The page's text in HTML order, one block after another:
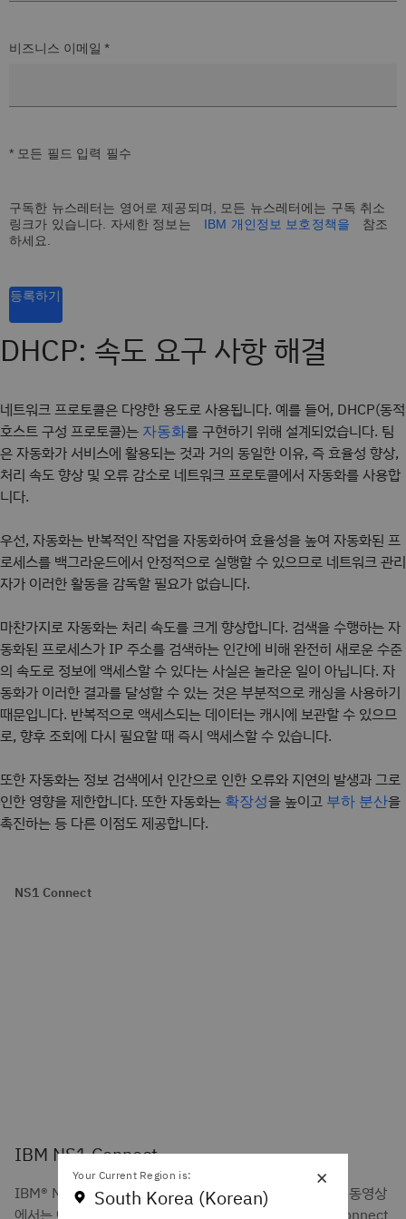
비즈니스 이메일 *
* 모든 필드 입력 필수
구독한 뉴스레터는 영어로 제공되며, 모든 뉴스레터에는 구독 취소
링크가 있습니다. 자세한 정보는
IBM 개인정보 보호정책을
참조
하세요.
등록하기
DHCP: 속도 요구 사항 해결
네트워크 프로토콜은 다양한 용도로 사용됩니다. 예를 들어, DHCP(동적
호스트 구성 프로토콜)는 자동화를 구현하기 위해 설계되었습니다. 팀
은 자동화가 서비스에 활용되는 것과 거의 동일한 이유, 즉 효율성 향상,
처리 속도 향상 및 오류 감소로 네트워크 프로토콜에서 자동화를 사용합
니다.
우선, 자동화는 반복적인 작업을 자동화하여 효율성을 높여 자동화된 프
로세스를 백그라운드에서 안정적으로 실행할 수 있으므로 네트워크 관리
자가 이러한 활동을 감독할 필요가 없습니다.
마찬가지로 자동화는 처리 속도를 크게 향상합니다. 검색을 수행하는 자
동화된 프로세스가 IP 주소를 검색하는 인간에 비해 완전히 새로운 수준
의 속도로 정보에 액세스할 수 있다는 사실은 놀라운 일이 아닙니다. 자
동화가 이러한 결과를 달성할 수 있는 것은 부분적으로 캐싱을 사용하기
때문입니다. 반복적으로 액세스되는 데이터는 캐시에 보관할 수 있으므
로, 향후 조회에 다시 필요할 때 즉시 액세스할 수 있습니다.
또한 자동화는 정보 검색에서 인간으로 인한 오류와 지연의 발생과 그로
인한 영향을 제한합니다. 또한 자동화는 확장성을 높이고 부하 분산을
촉진하는 등 다른 이점도 제공합니다.
NS1 Connect
IBM NS1 Connect
IBM® NS1 Connect로 네트워크 복원력을 강화하세요. 이 동영상
에서는 애플리케이션 복원력과 성능 측면에서 IBM NS1 Connect
×
Your Current Region is:
South Korea (Korean)